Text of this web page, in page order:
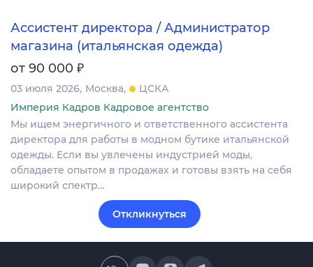
Ассистент директора / Администратор
магазина (итальянская одежда)
от 90 000 ₽
03 июля 2026 Москва
ЦСКА
Империя Кадров Кадровое агентство
Мы ищем энергичного и ответственного ассистента
директора для работы в модном бутике итальянской
одежды. Если вы увлечены индустрией моды,
обладаете опытом в продажах и готовы взять на себя
широкий спектр…
Откликнуться